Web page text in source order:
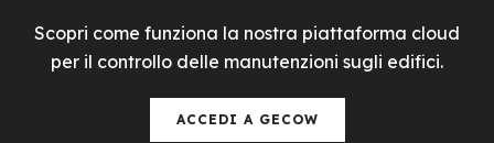
Scopri come funziona la nostra piattaforma cloud
per il controllo delle manutenzioni sugli edifici.
ACCEDI A GECOW